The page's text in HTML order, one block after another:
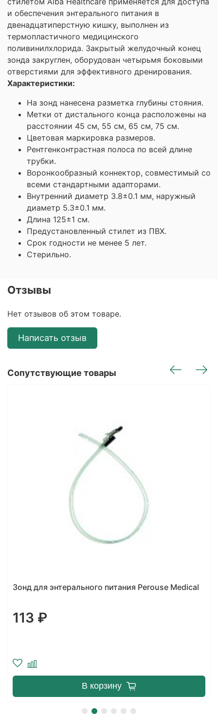
и обеспечения энтерального питания в
двенадцатиперстную кишку, выполнен из
термопластичного медицинского
поливинилхлорида. Закрытый желудочный конец
зонда закруглен, оборудован четырьмя боковыми
отверстиями для эффективного дренирования.
Характеристики:
На зонд нанесена разметка глубины стояния.
Метки от дистального конца расположены на
расстоянии 45 см, 55 см, 65 см, 75 см.
Цветовая маркировка размеров.
Рентгенконтрастная полоса по всей длине
трубки.
Воронкообразный коннектор, совместимый со
всеми стандартными адапторами.
Внутренний диаметр 3.8±0.1 мм, наружный
диаметр 5.3±0.1 мм.
Длина 125±1 см.
Предустановленный стилет из ПВХ.
Срок годности не менее 5 лет.
Стерильно.
Отзывы
Нет отзывов об этом товаре.
Написать отзыв
Сопутствующие товары
Зонд для энтерального питания Perouse Medical
113 ₽
В корзину